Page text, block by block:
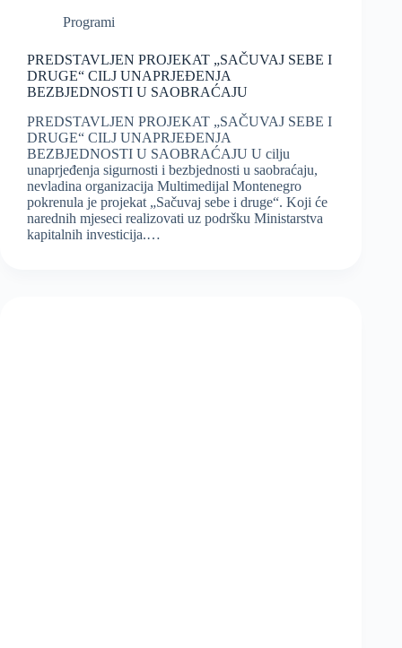
Programi
PREDSTAVLJEN PROJEKAT „SAČUVAJ SEBE I
DRUGE“ CILJ UNAPRJEĐENJA
BEZBJEDNOSTI U SAOBRAĆAJU
PREDSTAVLJEN PROJEKAT „SAČUVAJ SEBE I
DRUGE“ CILJ UNAPRJEĐENJA
BEZBJEDNOSTI U SAOBRAĆAJU U cilju
unaprjeđenja sigurnosti i bezbjednosti u saobraćaju,
nevladina organizacija Multimedijal Montenegro
pokrenula je projekat „Sačuvaj sebe i druge“. Koji će
narednih mjeseci realizovati uz podršku Ministarstva
kapitalnih investicija.…